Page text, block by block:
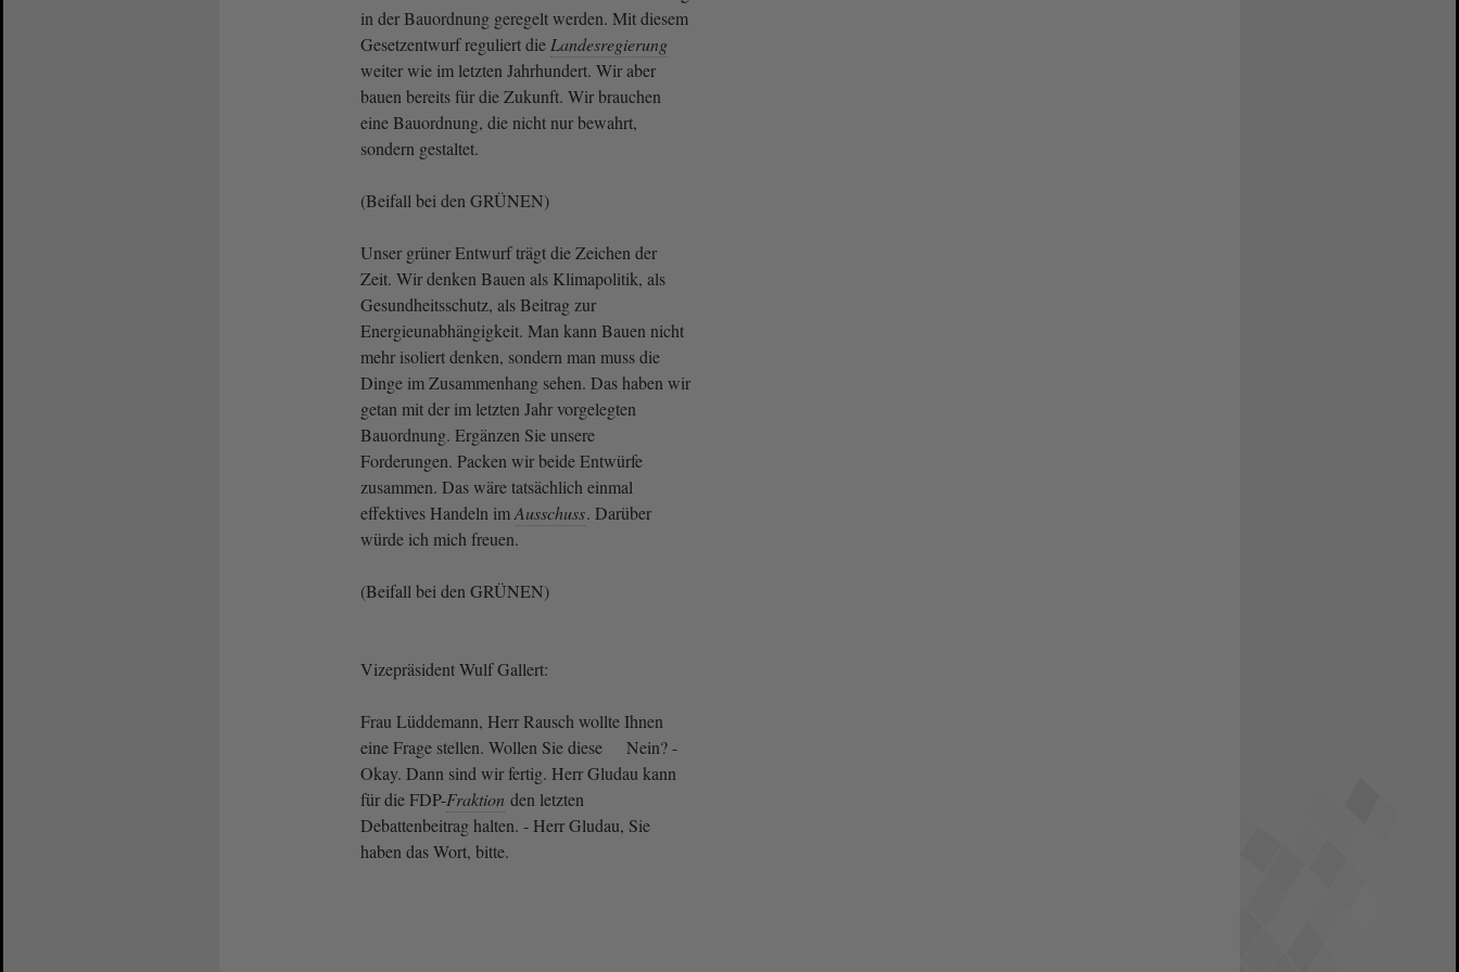
in der Bauordnung geregelt werden. Mit diesem
Gesetzentwurf reguliert die Landesregierung
weiter wie im letzten Jahrhundert. Wir aber
bauen bereits für die Zukunft. Wir brauchen
eine Bauordnung, die nicht nur bewahrt,
sondern gestaltet.
(Beifall bei den GRÜNEN)
Unser grüner Entwurf trägt die Zeichen der
Zeit. Wir denken Bauen als Klimapolitik, als
Gesundheitsschutz, als Beitrag zur
Energieunabhängigkeit. Man kann Bauen nicht
mehr isoliert denken, sondern man muss die
Dinge im Zusammenhang sehen. Das haben wir
getan mit der im letzten Jahr vorgelegten
Bauordnung. Ergänzen Sie unsere
Forderungen. Packen wir beide Entwürfe
zusammen. Das wäre tatsächlich einmal
effektives Handeln imAusschuss. Darüber
würde ich mich freuen.
(Beifall bei den GRÜNEN)
Vizepräsident Wulf Gallert:
Frau Lüddemann, Herr Rausch wollte Ihnen
eine Frage stellen. Wollen Sie diese Nein? -
Okay. Dann sind wir fertig. Herr Gludau kann
für die FDP-Fraktion den letzten
Debattenbeitrag halten. - Herr Gludau, Sie
haben das Wort, bitte.